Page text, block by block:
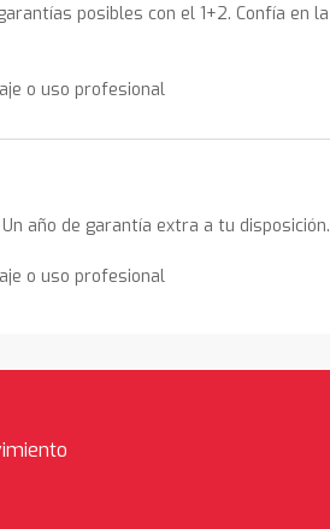
posibles con el 1+2. Confía en la
o uso profesional
año de garantía extra a tu disposición.
o uso profesional